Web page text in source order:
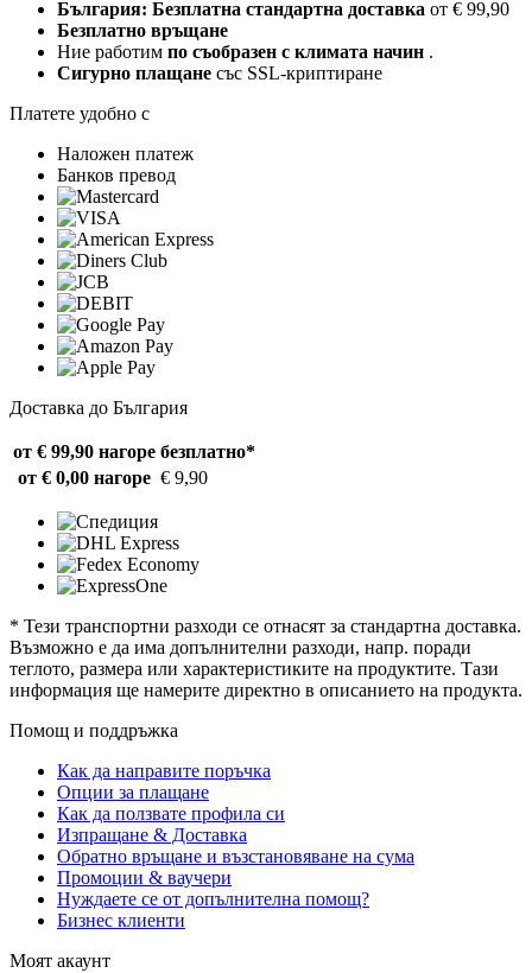
България: Безплатна стандартна доставка от € 99,90
Безплатно връщане
Ние работим по съобразен с климата начин .
Сигурно плащане със SSL-криптиране
Платете удобно с
Наложен платеж
Банков превод
Доставка до България
от € 99,90 нагоре безплатно*
от € 0,00 нагоре € 9,90
* Тези транспортни разходи се отнасят за стандартна доставка.
Възможно е да има допълнителни разходи, напр. поради
теглото, размера или характеристиките на продуктите. Тази
информация ще намерите директно в описанието на продукта.
Помощ и поддръжка
Как да направите поръчка
Опции за плащане
Как да ползвате профила си
Изпращане & Доставка
Обратно връщане и възстановяване на сума
Промоции & ваучери
Нуждаете се от допълнителна помощ?
Бизнес клиенти
Моят акаунт